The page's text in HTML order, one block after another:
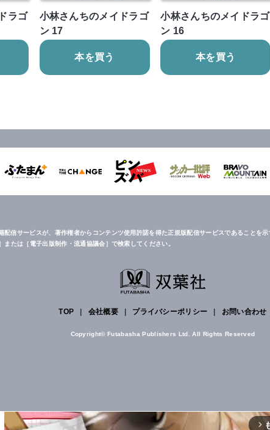
ラゴ
小林さんちのメイドラゴ
ン 17
本を買う
小林さんちのメイドラゴ
ン 16
本を買う
配信サービスが、著作権者からコンテンツ使用許諾を得た正規版配信サービスであることを示
たは［電子出版制作・流通協議会］で検索してください。
TOP | 会社概要 | プライバシーポリシー | お問い合わせ
Copyright© Futabasha Publishers Ltd. All Rights Reserved
arrow_forward_ios